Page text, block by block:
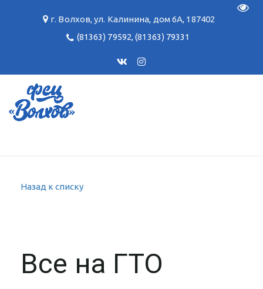
г. Волхов,ул. Калинина, дом 6А, 187402
(81363) 79592,(81363) 79331
Назад к списку
Все на ГТО